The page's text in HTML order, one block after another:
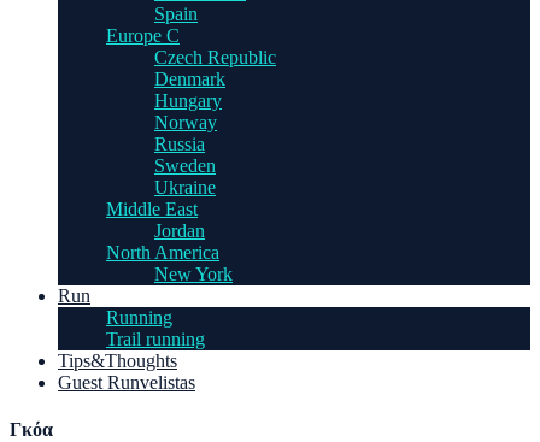
Spain
Europe C
Czech Republic
Denmark
Hungary
Norway
Russia
Sweden
Ukraine
Middle East
Jordan
North America
New York
Run
Running
Trail running
Tips&Thoughts
Guest Runvelistas
Γκόα